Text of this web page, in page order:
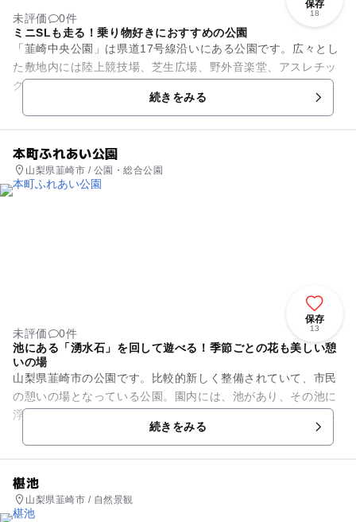
保存
18
未評価
0件
ミニSLも走る！乗り物好きにおすすめの公園
「韮崎中央公園」は県道17号線沿いにある公園です。広々とし
た敷地内には陸上競技場、芝生広場、野外音楽堂、アスレチッ
クなどがあります。遊具は大型のコンビネーション遊具をはじ
め、ターザンロープやザイ...続きをみる
本町ふれあい公園
山梨県韮崎市 / 公園・総合公園
保存
13
未評価
0件
池にある「湧水石」を回して遊べる！季節ごとの花も美しい憩
いの場
山梨県韮崎市の公園です。比較的新しく整備されていて、市民
の憩いの場となっている公園。園内には、池があり、その池に
浮かんでいる「湧水石」は、子どもでも簡単に回して動かすこ
とができ、子供たちには人気...続きをみる
椹池
山梨県韮崎市 / 自然景観